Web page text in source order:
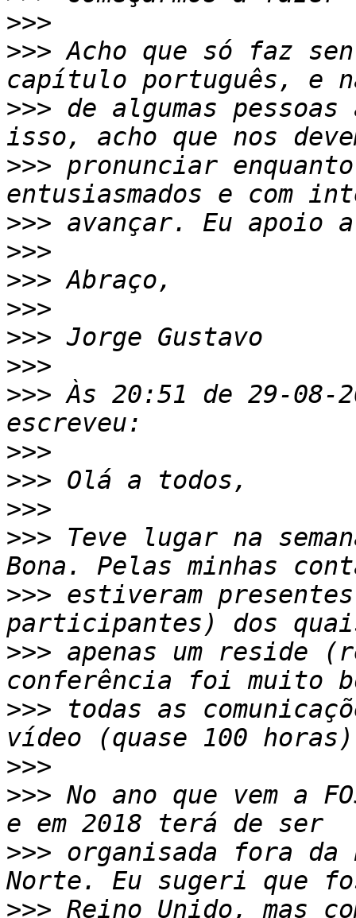
>>>
>>> Acho que só faz
>>> de algumas
>>> pronunciar enquanto
>>>
>>>
>>>
>>>
>>>
>>>
>>> Às 20:51 de 29-08-
>>>
>>>
>>>
>>> Teve lugar na
>>> estiveram
>>> apenas um reside
>>> todas as
>>>
>>> No ano que vem a
>>> organisada fora da
>>> Reino Unido, mas